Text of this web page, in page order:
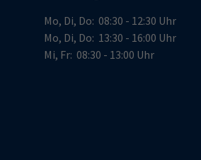
Mo, Di, Do: 08:30 - 12:30 Uhr
Mo, Di, Do: 13:30 - 16:00 Uhr
Mi, Fr: 08:30 - 13:00 Uhr